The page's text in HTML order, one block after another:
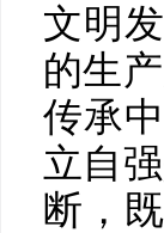
文明
的生
传承
立自
断，